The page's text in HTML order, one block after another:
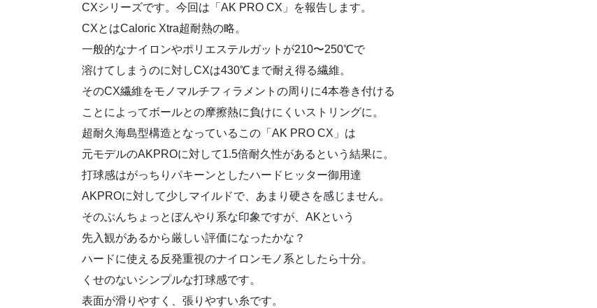
CXシリーズです。今回は「AK PRO CX」を報告します。
CXとはCaloric Xtra超耐熱の略。
一般的なナイロンやポリエステルガットが210〜250℃で
溶けてしまうのに対しCXは430℃まで耐え得る繊維。
そのCX繊維をモノマルチフィラメントの周りに4本巻き付ける
ことによってボールとの摩擦熱に負けにくいストリングに。
超耐久海島型構造となっているこの「AK PRO CX」は
元モデルのAKPROに対して1.5倍耐久性があるという結果に。
打球感はがっちりパキーンとしたハードヒッター御用達
AKPROに対して少しマイルドで、あまり硬さを感じません。
そのぶんちょっとぼんやり系な印象ですが、AKという
先入観があるから厳しい評価になったかな？
ハードに使える反発重視のナイロンモノ系としたら十分。
くせのないシンプルな打球感です。
表面が滑りやすく、張りやすい糸です。